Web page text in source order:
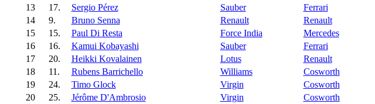
13
17. Sergio Pérez Sauber Ferrari
14
9. Bruno Senna Renault Renault
15
15. Paul Di Resta Force India Mercedes
16
16. Kamui Kobayashi Sauber Ferrari
17
20. Heikki Kovalainen Lotus Renault
18
11. Rubens Barrichello Williams Cosworth
19
24. Timo Glock Virgin Cosworth
20
25. Jérôme D'Ambrosio Virgin Cosworth